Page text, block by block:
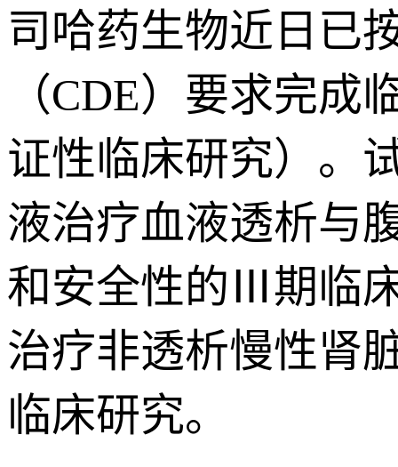
司哈药生物近日已
（CDE）要求完
证性临床研究）。
液治疗血液透析与
和安全性的Ⅲ期临
治疗非透析慢性肾
临床研究。